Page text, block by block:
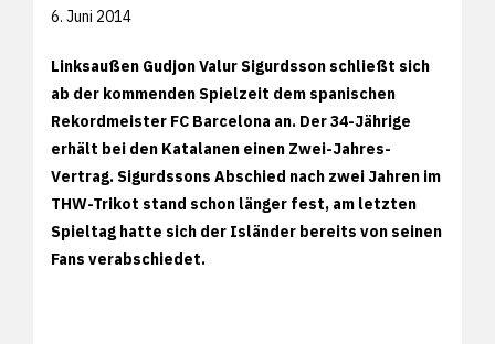
6. Juni 2014
Linksaußen Gudjon Valur Sigurdsson schließt sich
ab der kommenden Spielzeit dem spanischen
Rekordmeister FC Barcelona an. Der 34-Jährige
erhält bei den Katalanen einen Zwei-Jahres-
Vertrag. Sigurdssons Abschied nach zwei Jahren im
THW-Trikot stand schon länger fest, am letzten
Spieltag hatte sich der Isländer bereits von seinen
Fans verabschiedet.